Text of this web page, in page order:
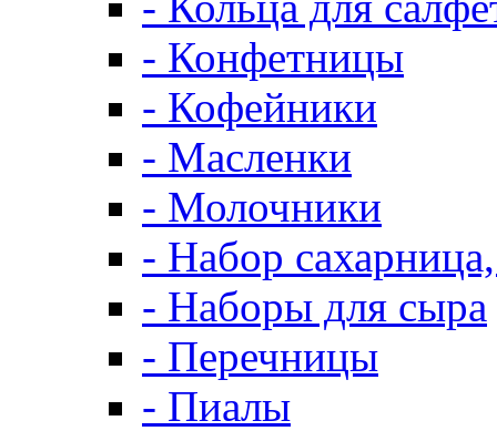
- Конфетницы
- Кофейники
- Масленки
- Молочники
- Набор
- Наборы для сыра
- Перечницы
- Пиалы